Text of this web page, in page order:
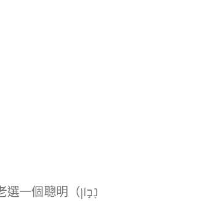
上一段《妥拉》的結尾部分記載約瑟為法老解夢後，隨即就夢的信息給法老建議，說：「現在，請法老選一個聰明（נָב֣וֹן